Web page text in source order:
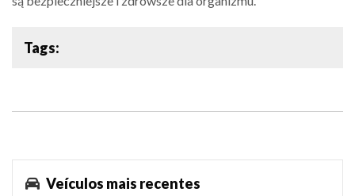
Tags:
Veículos mais recentes